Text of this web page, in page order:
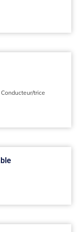
Conducteur/trice